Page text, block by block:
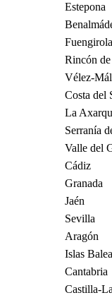
Estepona
Fuengirola
Rincón
Vélez-
Costa del
La
Serranía
Valle del
Cádiz
Granada
Jaén
Sevilla
Aragón
Islas
Cantabria
Castilla-